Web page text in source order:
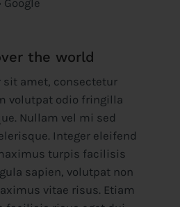
Google
the world
sit amet, consectetur
volutpat odio fringilla
Nullam vel mi sed
Integer eleifend
turpis facilisis
sapien, volutpat non
vitae risus. Etiam